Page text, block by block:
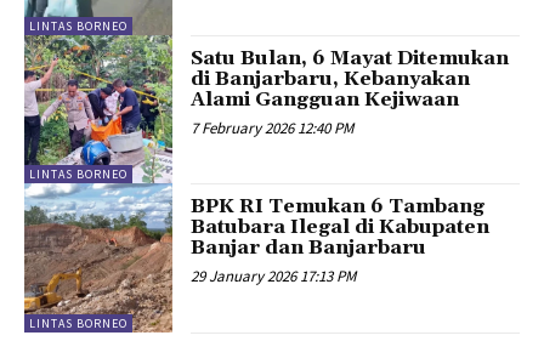
LINTAS BORNEO
LINTAS BORNEO
Satu Bulan, 6 Mayat Ditemukan
di Banjarbaru, Kebanyakan
Alami Gangguan Kejiwaan
7 February 2026 12:40 PM
LINTAS BORNEO
BPK RI Temukan 6 Tambang
Batubara Ilegal di Kabupaten
Banjar dan Banjarbaru
29 January 2026 17:13 PM